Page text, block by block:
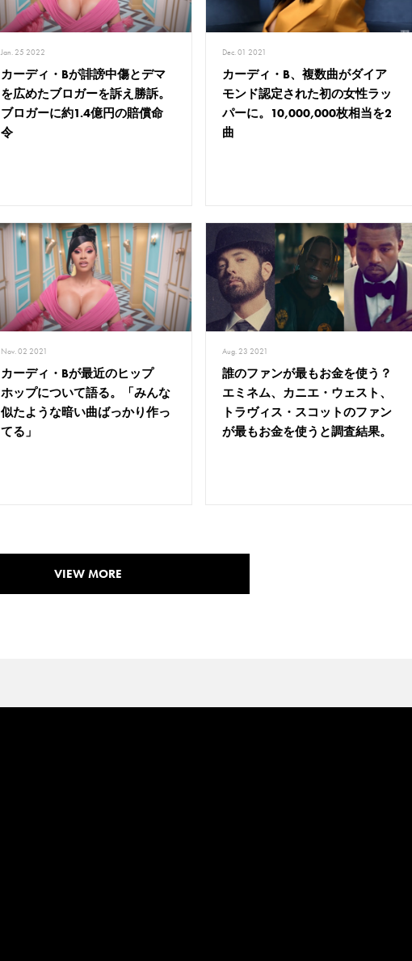
Jan. 25 2022
カーディ・Bが誹謗中傷とデマ
を広めたブロガーを訴え勝訴。
ブロガーに約1.4億円の賠償命
令
Dec. 01 2021
カーディ・B、複数曲がダイア
モンド認定された初の女性ラッ
パーに。10,000,000枚相当を2
曲
Nov. 02 2021
カーディ・Bが最近のヒップ
ホップについて語る。「みんな
似たような暗い曲ばっかり作っ
てる」
Aug. 23 2021
誰のファンが最もお金を使う？
エミネム、カニエ・ウェスト、
トラヴィス・スコットのファン
が最もお金を使うと調査結果。
VIEW MORE